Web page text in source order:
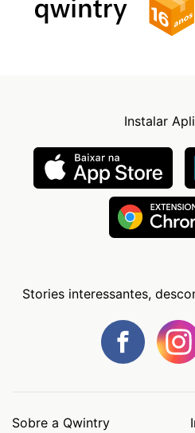
Instalar
Stories interessantes,
Sobre a Qwintry